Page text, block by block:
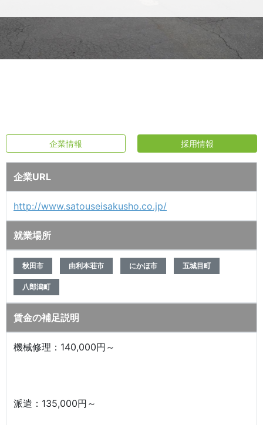
企業情報 採用情報
企業URL
http://www.satouseisakusho.co.jp/
就業場所
秋田市 由利本荘市 にかほ市 五城目町
八郎潟町
賃金の補足説明
機械修理：140,000円～
派遣：135,000円～